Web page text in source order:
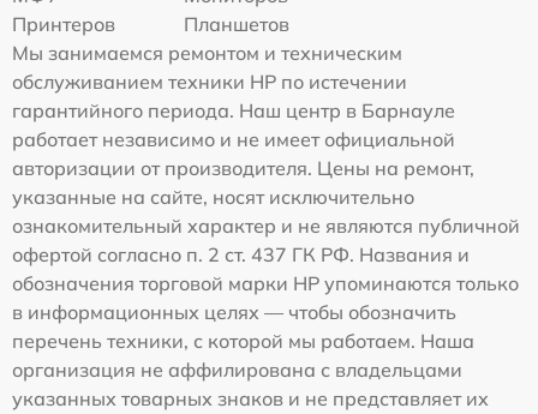
Принтеров
Планшетов
Мы занимаемся ремонтом и техническим
обслуживанием техники HP по истечении
гарантийного периода. Наш центр в Барнауле
работает независимо и не имеет официальной
авторизации от производителя. Цены на ремонт,
указанные на сайте, носят исключительно
ознакомительный характер и не являются публичной
офертой согласно п. 2 ст. 437 ГК РФ. Названия и
обозначения торговой марки HP упоминаются только
в информационных целях — чтобы обозначить
перечень техники, с которой мы работаем. Наша
организация не аффилирована с владельцами
указанных товарных знаков и не представляет их